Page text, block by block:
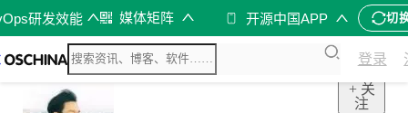
研发效能 媒体矩阵 开源中国APP 切
登录
+ 关
注